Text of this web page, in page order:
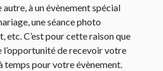
à un évènement spécial
une séance photo
etc. C’est pour cette raison que
l’opportunité de recevoir votre
temps pour votre évènement.